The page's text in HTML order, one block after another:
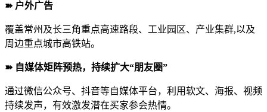
➽ 户外广告
覆盖常州及长三角重点高速路段、工业园区、产业集群,以及
周边重点城市高铁站。
➽ 自媒体矩阵预热，持续扩大“朋友圈”
通过微信公众号、抖音等自媒体平台，利用软文、海报、视频
持续发声，有效激发潜在买家参会热情。